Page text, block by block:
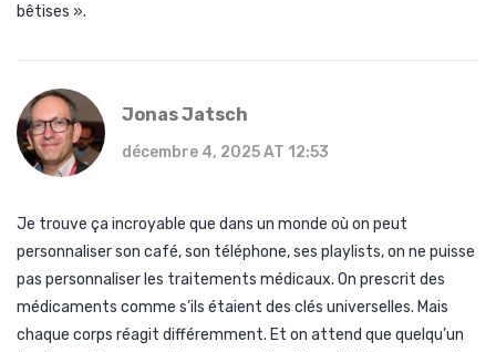
bêtises ».
Jonas Jatsch
décembre 4, 2025 AT 12:53
Je trouve ça incroyable que dans un monde où on peut
personnaliser son café, son téléphone, ses playlists, on ne puisse
pas personnaliser les traitements médicaux. On prescrit des
médicaments comme s’ils étaient des clés universelles. Mais
chaque corps réagit différemment. Et on attend que quelqu’un